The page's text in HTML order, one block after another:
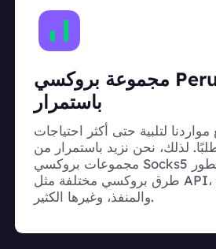
مجموعة بروكسي Peru محدثة
باستمرار
لتلبية حتى أكثر احتياجات
لذلك، نحن نزيد باستمرار من
مجموعات بروكسي Socks5 السكنية لدينا. كما نطور
طرق بروكسي مختلفة مثل API، البرامج، IP
والمنفذ، وغيرها الكثير.